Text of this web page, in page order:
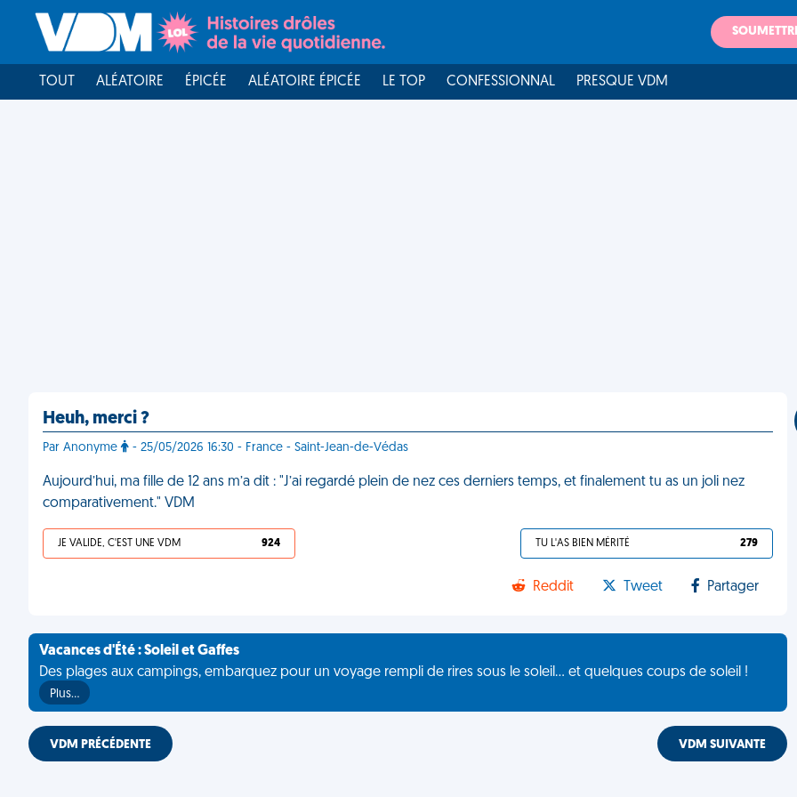
TOUT ALÉATOIRE ÉPICÉE ALÉATOIRE ÉPICÉE LE TOP CONFESSIONNAL PRESQUE VDM
Heuh, merci ?
Par Anonyme - 25/05/2026 16:30 - France - Saint-Jean-de-Védas
Aujourd’hui, ma fille de 12 ans m’a dit : "J’ai regardé plein de nez ces derniers temps, et finalement tu as un joli nez
comparativement." VDM
JE VALIDE, C'EST UNE VDM 924 TU L'AS BIEN MÉRITÉ 279
Reddit Tweet Partager
Vacances d'Été : Soleil et Gaffes
Des plages aux campings, embarquez pour un voyage rempli de rires sous le soleil... et quelques coups de soleil !
Plus…
VDM PRÉCÉDENTE VDM SUIVANTE